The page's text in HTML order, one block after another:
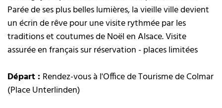
Parée de ses plus belles lumières, la vieille ville devient
un écrin de rêve pour une visite rythmée par les
traditions et coutumes de Noël en Alsace. Visite
assurée en français sur réservation - places limitées
Départ : Rendez-vous à l'Office de Tourisme de Colmar
(Place Unterlinden)